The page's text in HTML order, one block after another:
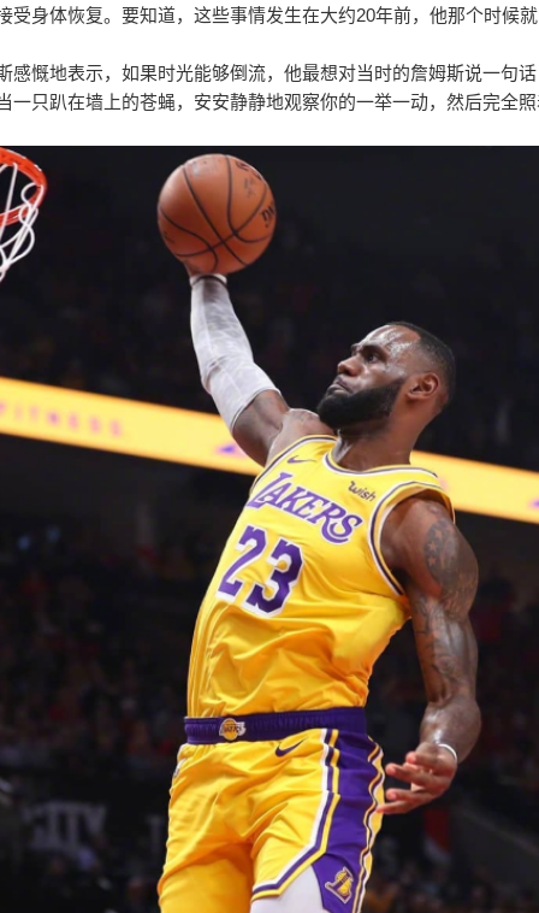
受身体恢复。要知道，这些事情发生在大约20年前，他那个时候
感慨地表示，如果时光能够倒流，他最想对当时的詹姆斯说一句
一只趴在墙上的苍蝇，安安静静地观察你的一举一动，然后完全